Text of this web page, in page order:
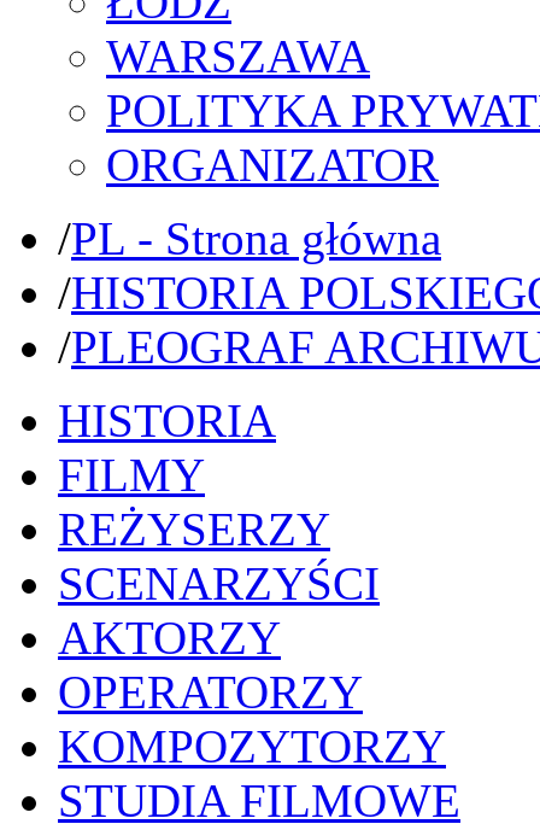
WARSZAWA
POLITYKA
ORGANIZATOR
/PL - Strona główna
/HISTORIA
/PLEOGRAF
HISTORIA
FILMY
REŻYSERZY
SCENARZYŚCI
AKTORZY
OPERATORZY
KOMPOZYTORZY
STUDIA FILMOWE